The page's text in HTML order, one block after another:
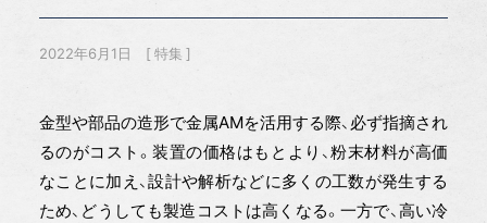
2022年6月1日 特集
金型や部品の造形で金属AMを活用する際、必ず指摘され
るのがコスト。装置の価格はもとより、粉末材料が高価
なことに加え、設計や解析などに多くの工数が発生する
ため、どうしても製造コストは高くなる。一方で、高い冷